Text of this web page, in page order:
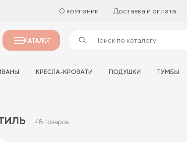
О компании Доставка и оплата
КАТАЛОГ
КРЕСЛА-КРОВАТИ ПОДУШКИ ТУМБЫ
48 товаров